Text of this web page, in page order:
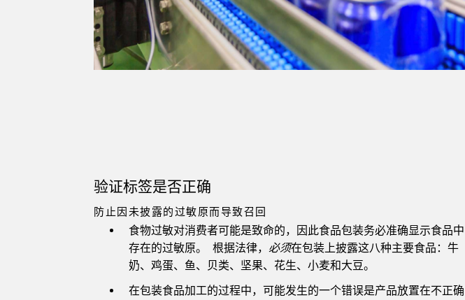
验证标签是否正确
防止因未披露的过敏原而导致召回
食物过敏对消费者可能是致命的，因此食品包装务必准确显示食品中
存在的过敏原。 根据法律，必须在包装上披露这八种主要食品：牛
奶、鸡蛋、鱼、贝类、坚果、花生、小麦和大豆。
在包装食品加工的过程中，可能发生的一个错误是产品放置在不正确